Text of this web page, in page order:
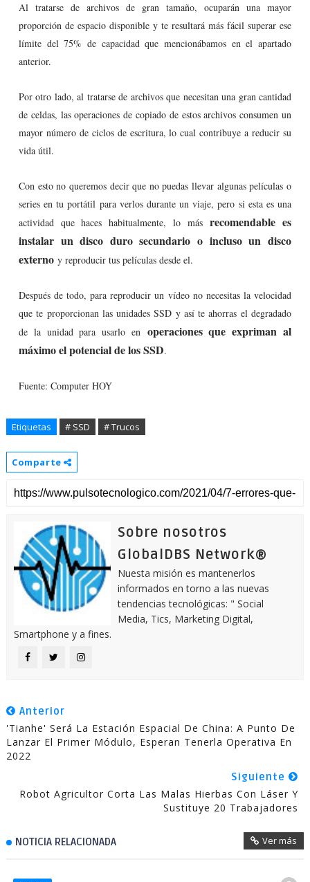
Al tratarse de archivos de gran tamaño, ocuparán una mayor
proporción de espacio disponible y te resultará más fácil superar ese
límite del 75% de capacidad que mencionábamos en el apartado
anterior.
Por otro lado, al tratarse de archivos que necesitan una gran cantidad
de celdas, las operaciones de copiado de estos archivos consumen un
mayor número de ciclos de escritura, lo cual contribuye a reducir su
vida útil.
Con esto no queremos decir que no puedas llevar algunas películas o
series en tu portátil para verlos durante un viaje, pero si esta es una
actividad que haces habitualmente, lo másrecomendable es
instalar un disco duro secundario o incluso un disco
externoy reproducir tus películas desde el.
Después de todo, para reproducir un vídeo no necesitas la velocidad
que te proporcionan las unidades SSD y así te ahorras el degradado
de la unidad para usarlo en operaciones que expriman al
máximo el potencial de los SSD.
Fuente: Computer HOY
Etiquetas # SSD # Trucos
Comparte
Sobre nosotros
GlobalDBS Network®
Nuesta misión es mantenerlos
informados en torno a las nuevas
tendencias tecnológicas: " Social
Media, Tics, Marketing Digital,
Smartphone y a fines.
Anterior
'Tianhe' Será La Estación Espacial De China: A Punto De
Lanzar El Primer Módulo, Esperan Tenerla Operativa En
2022
Siguiente
Robot Agricultor Corta Las Malas Hierbas Con Láser Y
Sustituye 20 Trabajadores
NOTICIA RELACIONADA Ver más